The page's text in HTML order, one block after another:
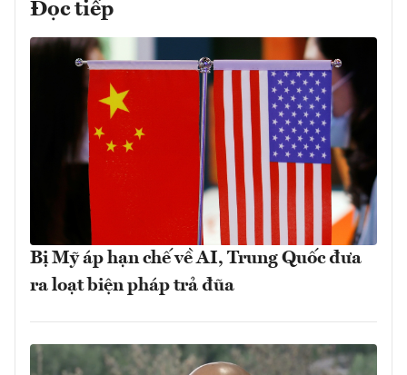
Đọc tiếp
Bị Mỹ áp hạn chế về AI, Trung Quốc đưa
ra loạt biện pháp trả đũa